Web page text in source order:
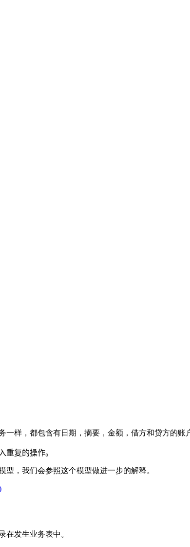
样，都包含有日期，摘要，金额，借方和贷方的账
重复的操作。
，我们会参照这个模型做进一步的解释。
在发生业务表中。